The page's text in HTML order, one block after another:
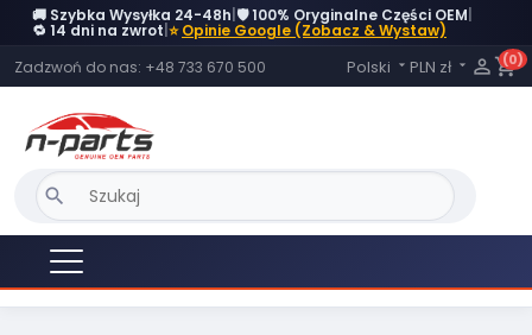
🚚 Szybka Wysyłka 24-48h 🛡️ 100% Oryginalne Części OEM
🔁 14 dni na zwrot ⭐Opinie Google (Zobacz & Wystaw)
Zadzwoń do nas: +48 733 670 500 Język:
Polski  PLN zł   shopping_cart
(0)
search